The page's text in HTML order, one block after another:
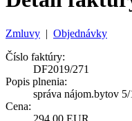
Zmluvy | Objednávky
Číslo faktúry:
DF2019/271
Popis plnenia:
správa nájom.bytov 5/
Cena:
294,00 EUR